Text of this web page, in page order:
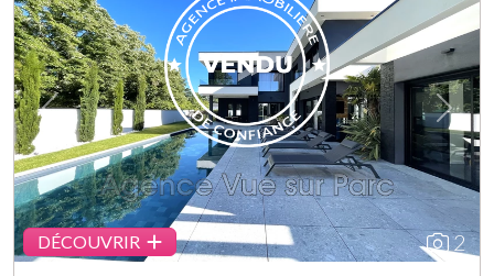
Previous Next
DÉCOUVRIR 2